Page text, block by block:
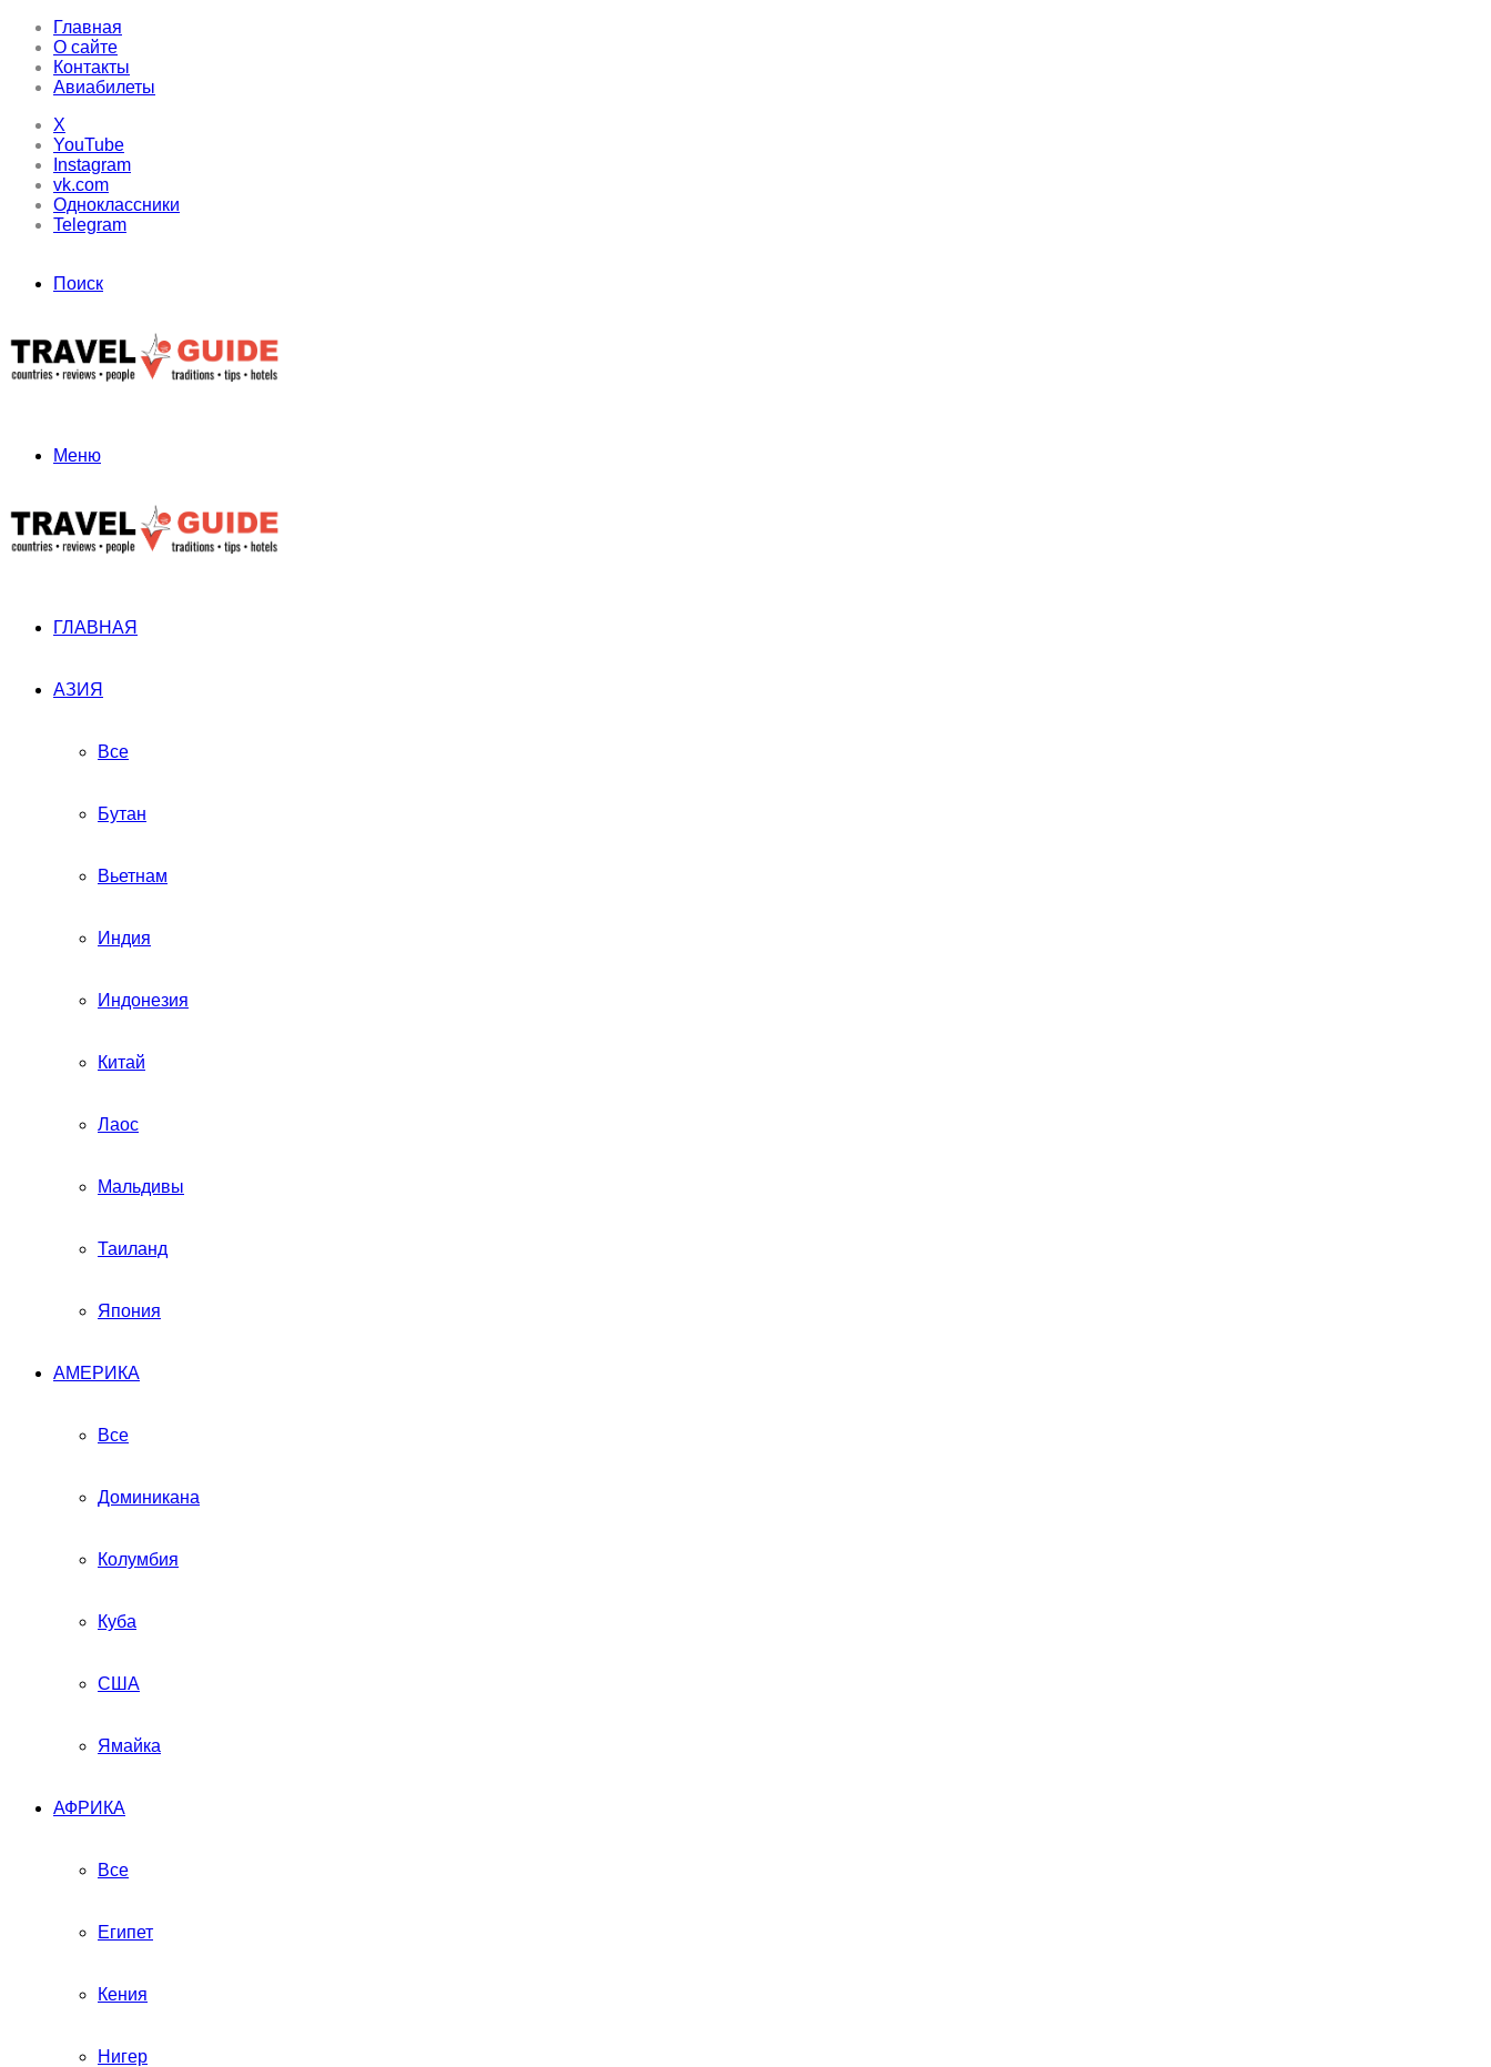
Главная
О сайте
Контакты
Авиабилеты
X
YouTube
Instagram
vk.com
Одноклассники
Telegram
Поиск
Меню
ГЛАВНАЯ
АЗИЯ
Все
Бутан
Вьетнам
Индия
Индонезия
Китай
Лаос
Мальдивы
Таиланд
Япония
АМЕРИКА
Все
Доминикана
Колумбия
Куба
США
Ямайка
АФРИКА
Все
Египет
Кения
Нигер